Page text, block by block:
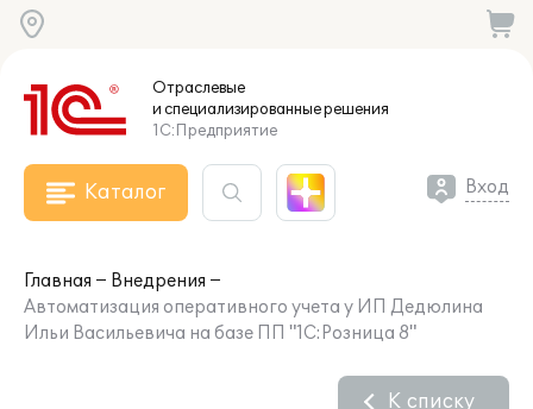
Отраслевые
и специализированныерешения
1С:Предприятие
Каталог Вход
Главная
Внедрения
Автоматизация оперативного учета у ИП Дедюлина
Ильи Васильевича на базе ПП "1С:Розница 8"
К списку